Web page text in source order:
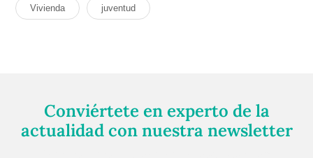
Vivienda juventud
Conviértete en experto de la
actualidad con nuestra newsletter